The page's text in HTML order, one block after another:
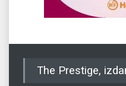
The Prestige,